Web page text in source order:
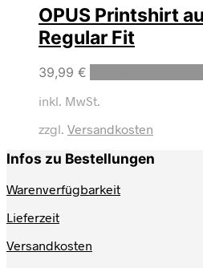
OPUS Printshirt
Regular Fit
39,99 €
inkl. MwSt.
zzgl. Versandkosten
Infos zu Bestellungen
Warenverfügbarkeit
Lieferzeit
Versandkosten